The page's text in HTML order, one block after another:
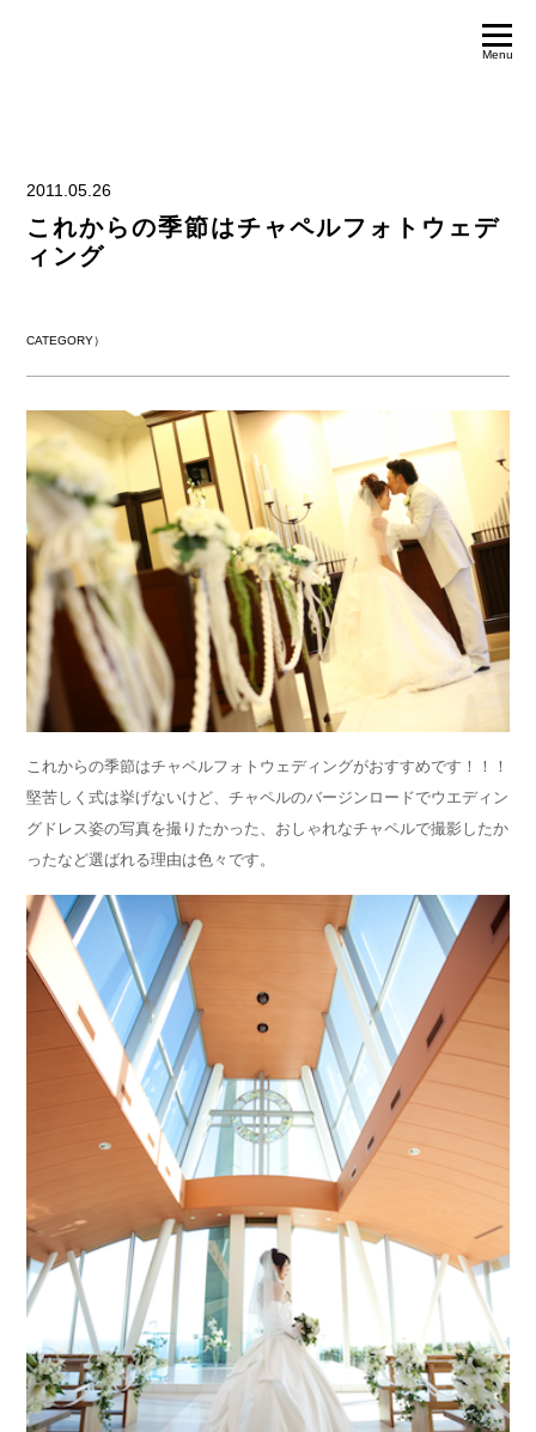
Menu
2011.05.26
これからの季節はチャペルフォトウェデ
ィング
CATEGORY）
これからの季節はチャペルフォトウェディングがおすすめです！！！
堅苦しく式は挙げないけど、チャペルのバージンロードでウエディン
グドレス姿の写真を撮りたかった、おしゃれなチャペルで撮影したか
ったなど選ばれる理由は色々です。